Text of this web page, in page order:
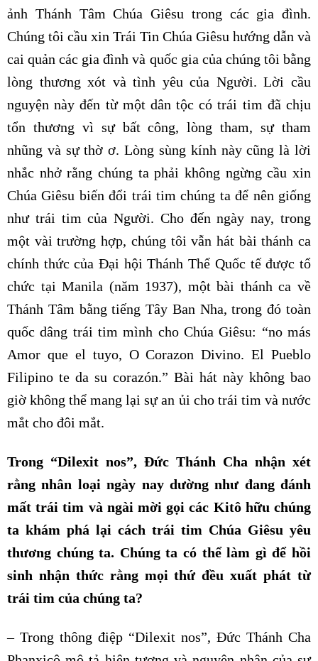
ảnh Thánh Tâm Chúa Giêsu trong các gia đình.
Chúng tôi cầu xin Trái Tin Chúa Giêsu hướng dẫn và
cai quản các gia đình và quốc gia của chúng tôi bằng
lòng thương xót và tình yêu của Người. Lời cầu
nguyện này đến từ một dân tộc có trái tim đã chịu
tổn thương vì sự bất công, lòng tham, sự tham
nhũng và sự thờ ơ. Lòng sùng kính này cũng là lời
nhắc nhở rằng chúng ta phải không ngừng cầu xin
Chúa Giêsu biến đổi trái tim chúng ta để nên giống
như trái tim của Người. Cho đến ngày nay, trong
một vài trường hợp, chúng tôi vẫn hát bài thánh ca
chính thức của Đại hội Thánh Thể Quốc tế được tổ
chức tại Manila (năm 1937), một bài thánh ca về
Thánh Tâm bằng tiếng Tây Ban Nha, trong đó toàn
quốc dâng trái tim mình cho Chúa Giêsu: “no más
Amor que el tuyo, O Corazon Divino. El Pueblo
Filipino te da su corazón.” Bài hát này không bao
giờ không thể mang lại sự an ủi cho trái tim và nước
mắt cho đôi mắt.
Trong “Dilexit nos”, Đức Thánh Cha nhận xét
rằng nhân loại ngày nay dường như đang đánh
mất trái tim và ngài mời gọi các Kitô hữu chúng
ta khám phá lại cách trái tim Chúa Giêsu yêu
thương chúng ta. Chúng ta có thể làm gì để hồi
sinh nhận thức rằng mọi thứ đều xuất phát từ
trái tim của chúng ta?
– Trong thông điệp “Dilexit nos”, Đức Thánh Cha